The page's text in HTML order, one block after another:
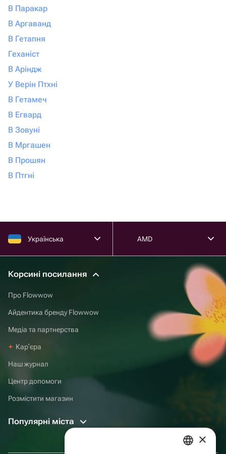
В Паракар
В Аргаванд
В Гетапня
Геханіст
В Аріндж
У Верін Птхні
В Гетамеч
В Егвард
В Зовуні
В Мргашен
В Прошян
В Птгні
Українська AMD
Корсині посилання
Про Flowwow
Айдентика бренду Flowwow
Медіа та партнерства
Карʼєра
Наш журнал
Центр допомоги
Розмістити магазин
Популярні міста
×